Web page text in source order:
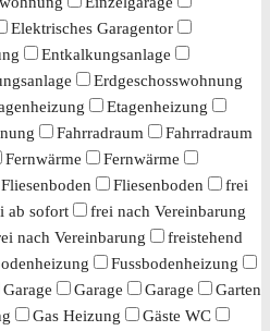
Elektrisches Garagentor
Entkalkungsanlage
Erdgeschosswohnung
Etagenheizung
Fahrradraum
Fahrradraum
Fernwärme
Fernwärme
Fliesenboden Fliesenboden
frei
ab sofort
frei nach Vereinbarung
nach Vereinbarung
freistehend
Fussbodenheizung
Garage Garage Garage
Garten
Gas Heizung
Gäste WC